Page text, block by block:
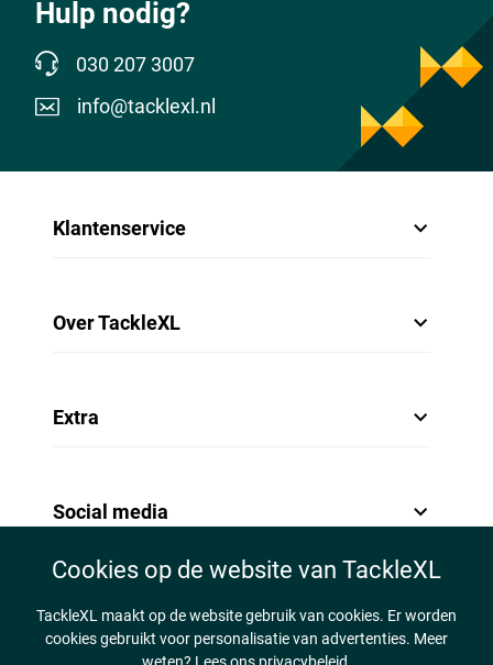
Hulp nodig?
030 207 3007
info@tacklexl.nl
Klantenservice
Over TackleXL
Extra
Social media
Cookies op de website van TackleXL
TackleXL maakt op de website gebruik van cookies. Er worden
cookies gebruikt voor personalisatie van advertenties. Meer